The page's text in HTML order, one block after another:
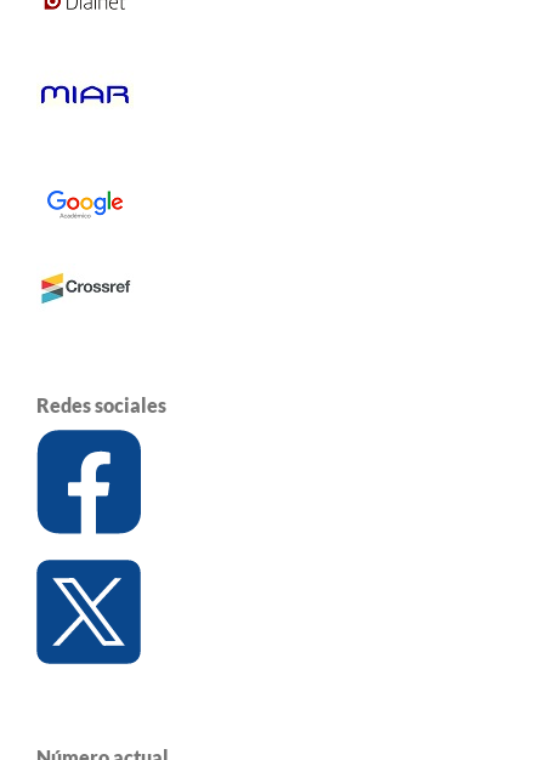
Redes sociales